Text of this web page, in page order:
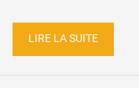
LIRE LA SUITE